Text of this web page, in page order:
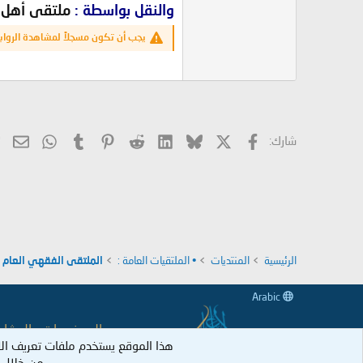
والنقل بواسطة : ملتقى أهل
يجب أن تكون مسجلاً لمشاهدة
شارك: فيسبوك Bluesky
LinkedIn
Reddit
Pinterest
Tumblr
الرئيسية المنتديات • الملتقيات العامة : الملتقى الفقهي العام
جميع الموضوعات
وكل عضو نكل
هذا الموقع يستخدم ملفات تعريف